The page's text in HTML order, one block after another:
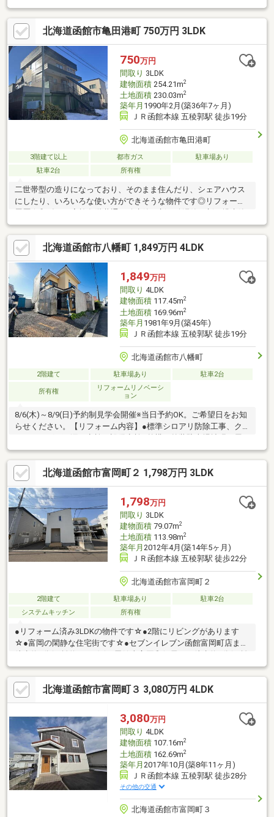
ムキッチンにはIHクッキングヒーターを完備。エコジョーズやガ
ス暖房で冬も快適に過ごせます。 ウォークインクローゼットや物
置など収納も豊富。浴室は1坪以上で窓があり、追い焚き機能付
き。トイレも2ヶ所あり、日当たりも良好です。 徒歩3分にこども
園、徒歩8分に小学校があり、子育て世代にも嬉しい環境。スーパ
ーやコンビニ、郵便局、飲食店なども徒歩圏内に揃い、日々の生
活をサポートします。
北海道函館市亀田港町 750万円 3LDK
750万円
間取り 3LDK
建物面積254.21m2
土地面積230.03m2
築年月 1990年2月(築36年7ヶ月)
ＪＲ函館本線 五稜郭駅 徒歩19分
北海道函館市亀田港町
3階建て以上 都市ガス
駐車場あり
駐車2台
所有権
二世帯型の造りになっており、そのまま住んだり、シェアハウス
にしたり、いろいろな使い方ができそうな物件です◎リフォーム
更新、電気メーター交換1階：散水栓交換、防寒器交換 2階：ト
イレ交換、オイルサーバー交換、ボイラー交換、ストーブ修理3
階：トイレ新設、エアコン新設、ストーブ修理
北海道函館市八幡町 1,849万円 4LDK
1,849万円
間取り 4LDK
建物面積117.45m2
土地面積169.96m2
築年月 1981年9月(築45年)
ＪＲ函館本線 五稜郭駅 徒歩19分
北海道函館市八幡町
2階建て 駐車場あり 駐車2台
所有権
リフォームリノベーシ
ョン
8/6(木)～8/9(日)予約制見学会開催※当日予約OK。ご希望日をお知
らせください。【リフォーム内容】●標準シロアリ防除工事、ク
根塗装、外壁塗装、駐車場拡張工事、一部サイディング張り●水
回りシステムキッチン交換、ユニットバス交換、トイレ交換、洗
面化粧台交換●内装内窓設置(単板ガラス)、間取変更、玄関扉交
換、室内ドア交換、床材上張り、シューズボックス交換、クロス
張替え●その他設備給湯器交換、インターホン設置、火災警報器
設置、照明器具交換【おすすめポイント】・耐震適合証明書を取
得すれば（要別途費用）、
北海道函館市富岡町２ 1,798万円 3LDK
1,798万円
間取り 3LDK
建物面積79.07m2
土地面積113.98m2
築年月 2012年4月(築14年5ヶ月)
ＪＲ函館本線 五稜郭駅 徒歩22分
北海道函館市富岡町２
2階建て 駐車場あり
駐車2台
システムキッチン
所有権
●リフォーム済み3LDKの物件です☆●2階にリビングがあります
☆●富岡の閑静な住宅街です☆●セブンイレブン函館富岡町店まで
約362ｍ)☆●MEGAドン・キホーテ函館店まで徒歩約15分(距離約
1186ｍ)☆※返済例は【変動金利】3年固定特約・金利0.6％・借入
年数35年の場合で算出しております。金利は銀行によって異なる
場合があります。
北海道函館市富岡町３ 3,080万円 4LDK
3,080万円
間取り 4LDK
建物面積107.16m2
土地面積162.69m2
築年月 2017年10月(築8年11ヶ月)
ＪＲ函館本線 五稜郭駅 徒歩28分
その他の交通
北海道函館市富岡町３